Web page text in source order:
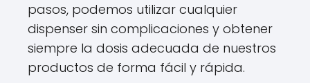
pasos, podemos utilizar cualquier
dispenser sin complicaciones y obtener
siempre la dosis adecuada de nuestros
productos de forma fácil y rápida.